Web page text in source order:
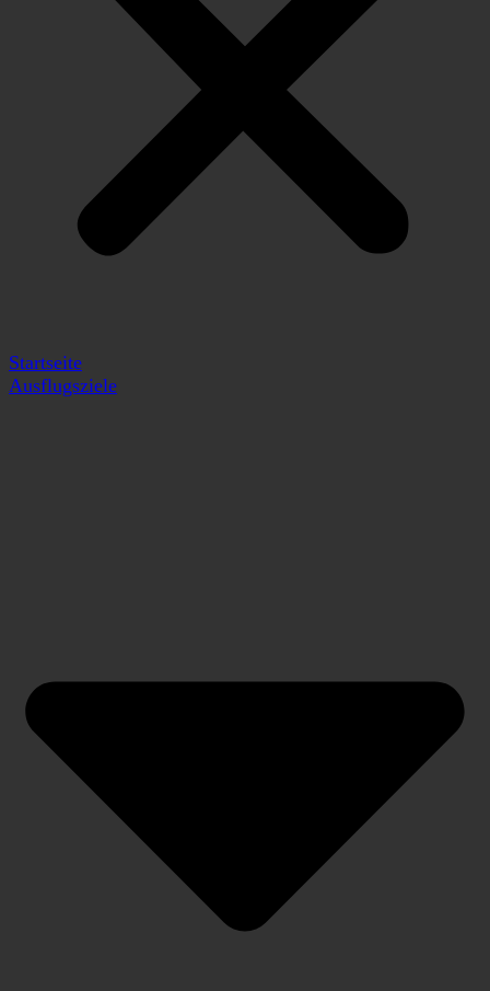
Startseite
Ausflugsziele